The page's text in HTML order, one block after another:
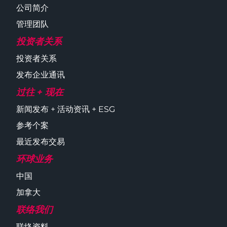
公司简介
管理团队
投资者关系
投资者关系
发布企业通讯
过往 + 现在
新闻发布 + 活动资讯 + ESG
参考个案
最近发布交易
环球业务
中国
加拿大
联络我们